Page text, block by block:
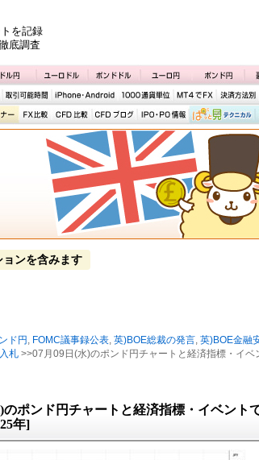
を記録
底調査
ンを含みます
ド円 , FOMC議事録公表, 英)BOE総裁の発言, 英)BOE金融
札 >>07月09日(水)のポンド円チャートと経済指標・イベ
のポンド円チャートと経済指標・イベント
年]